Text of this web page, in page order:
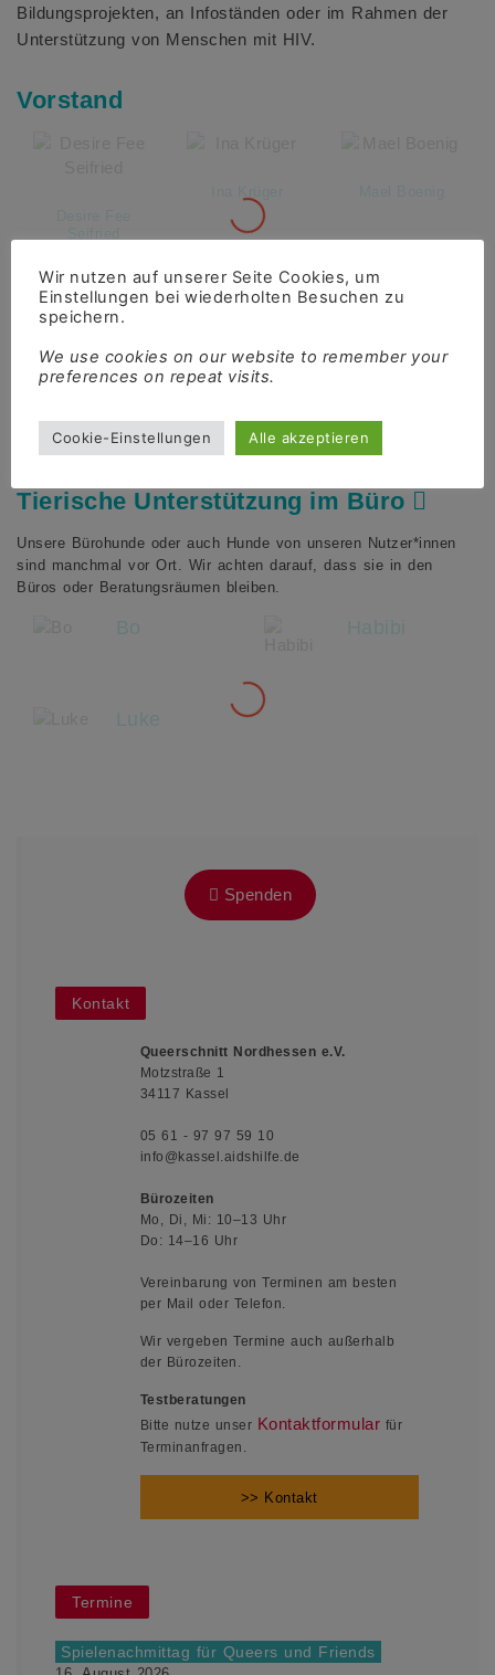
Bildungsprojekten, an Infoständen oder im Rahmen der
Unterstützung von Menschen mit HIV.
Vorstand
Niklas Gudorf Suse Umscheid
Tierische Unterstützung im Büro
Unsere Bürohunde oder auch Hunde von unseren Nutzer*innen
sind manchmal vor Ort. Wir achten darauf, dass sie in den
Büros oder Beratungsräumen bleiben.
Bo Habibi
Luke
Spenden
Kontakt
Queerschnitt Nordhessen e.V.
Motzstraße 1
34117 Kassel
05 61 - 97 97 59 10
info@kassel.aidshilfe.de
Bürozeiten
Mo, Di, Mi: 10–13 Uhr
Do: 14–16 Uhr
Vereinbarung von Terminen am besten
per Mail oder Telefon.
Wir vergeben Termine auch außerhalb
der Bürozeiten.
Testberatungen
Bitte nutze unser Kontaktformular für
Terminanfragen.
>> Kontakt
Termine
Spielenachmittag für Queers und Friends
Wir nutzen auf unserer Seite Cookies, um
Einstellungen bei wiederholten Besuchen zu
speichern.
We use cookies on our website to remember your
preferences on repeat visits.
Cookie-Einstellungen Alle akzeptieren